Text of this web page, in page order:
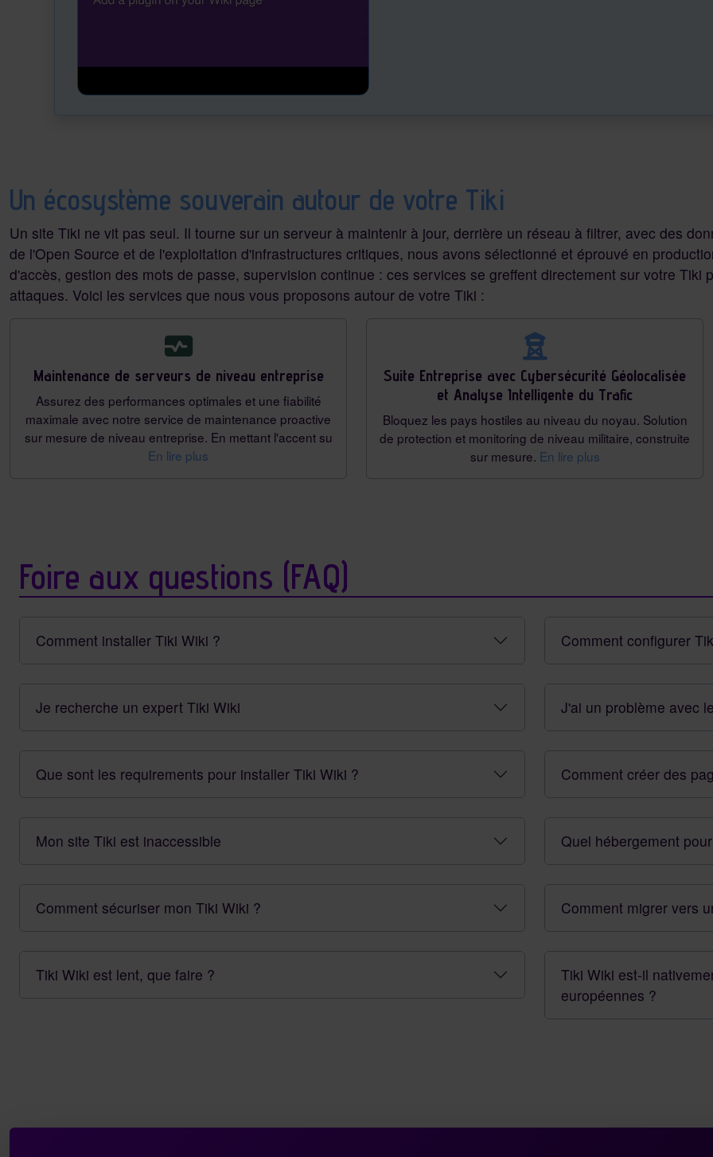
Un écosystème souverain autour de votre Tiki
Un site Tiki ne vit pas seul. Il tourne sur un serveur à maintenir à jour, derrière un réseau à filtrer, avec des
de l'Open Source et de l'exploitation d'infrastructures critiques, nous avons sélectionné et éprouvé en
d'accès, gestion des mots de passe, supervision continue : ces services se greffent directement sur votre
attaques. Voici les services que nous vous proposons autour de votre Tiki :
Maintenance de serveurs de niveau entreprise
Assurez des performances optimales et une fiabilité
maximale avec notre service de maintenance proactive
sur mesure de niveau entreprise. En mettant l'accent su
En lire plus
Suite Entreprise avec Cybersécurité Géolocalisée
et Analyse Intelligente du Trafic
Bloquez les pays hostiles au niveau du noyau. Solution
de protection et monitoring de niveau militaire, construite
sur mesure. En lire plus
Foire aux questions (FAQ)
Comment installer Tiki Wiki ? Comment configurer
Je recherche un expert Tiki Wiki J'ai un problème avec
Que sont les requirements pour installer Tiki Wiki ? Comment créer des
Mon site Tiki est inaccessible Quel hébergement
Comment sécuriser mon Tiki Wiki ? Comment migrer vers
Tiki Wiki est lent, que faire ?
Tiki Wiki est-il
européennes ?